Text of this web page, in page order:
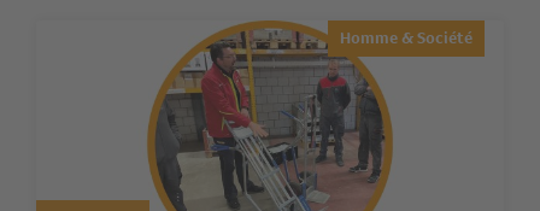
Homme & Société